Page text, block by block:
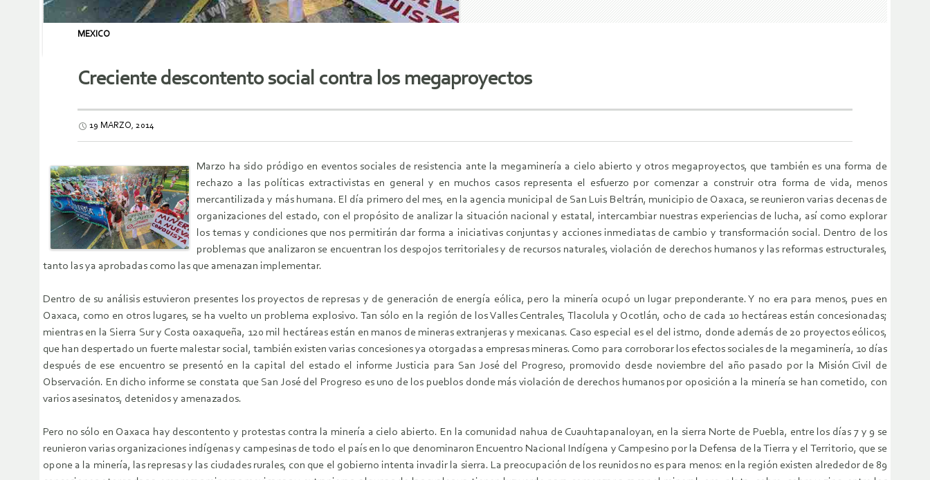
MEXICO
Creciente descontento social contra los megaproyectos
19 MARZO, 2014
Marzo ha sido pródigo en eventos sociales de resistencia ante la megaminería a cielo abierto y otros megaproyectos, que también es una forma de
rechazo a las políticas extractivistas en general y en muchos casos representa el esfuerzo por comenzar a construir otra forma de vida, menos
mercantilizada y más humana. El día primero del mes, en la agencia municipal de San Luis Beltrán, municipio de Oaxaca, se reunieron varias decenas de
organizaciones del estado, con el propósito de analizar la situación nacional y estatal, intercambiar nuestras experiencias de lucha, así como explorar
los temas y condiciones que nos permitirán dar forma a iniciativas conjuntas y acciones inmediatas de cambio y transformación social. Dentro de los
problemas que analizaron se encuentran los despojos territoriales y de recursos naturales, violación de derechos humanos y las reformas estructurales,
tanto las ya aprobadas como las que amenazan implementar.
Dentro de su análisis estuvieron presentes los proyectos de represas y de generación de energía eólica, pero la minería ocupó un lugar preponderante. Y no era para menos, pues en
Oaxaca, como en otros lugares, se ha vuelto un problema explosivo. Tan sólo en la región de los Valles Centrales, Tlacolula y Ocotlán, ocho de cada 10 hectáreas están concesionadas;
mientras en la Sierra Sur y Costa oaxaqueña, 120 mil hectáreas están en manos de mineras extranjeras y mexicanas. Caso especial es el del istmo, donde además de 20 proyectos eólicos,
que han despertado un fuerte malestar social, también existen varias concesiones ya otorgadas a empresas mineras. Como para corroborar los efectos sociales de la megaminería, 10 días
después de ese encuentro se presentó en la capital del estado el informe Justicia para San José del Progreso, promovido desde noviembre del año pasado por la Misión Civil de
Observación. En dicho informe se constata que San José del Progreso es uno de los pueblos donde más violación de derechos humanos por oposición a la minería se han cometido, con
varios asesinatos, detenidos y amenazados.
Pero no sólo en Oaxaca hay descontento y protestas contra la minería a cielo abierto. En la comunidad nahua de Cuauhtapanaloyan, en la sierra Norte de Puebla, entre los días 7 y 9 se
reunieron varias organizaciones indígenas y campesinas de todo el país en lo que denominaron Encuentro Nacional Indígena y Campesino por la Defensa de la Tierra y el Territorio, que se
opone a la minería, las represas y las ciudades rurales, con que el gobierno intenta invadir la sierra. La preocupación de los reunidos no es para menos: en la región existen alrededor de 89